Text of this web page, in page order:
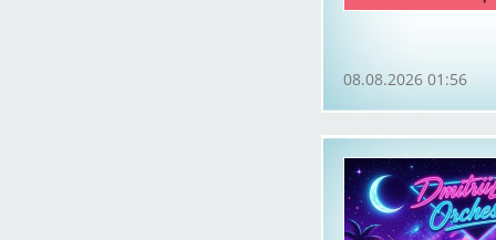
08.08.2026 01:56